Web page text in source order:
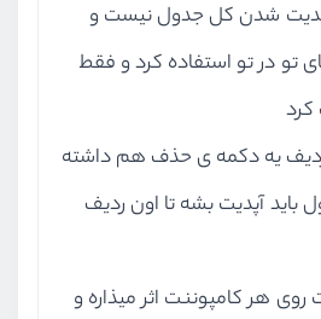
شدن کل جدول نیست و
تو در تو استفاده کرد و فقط
ردیف یه دکمه ی حذف هم داشته
آپدیت بشه تا اون ردیف
هر کامپوننت اثر میذاره و